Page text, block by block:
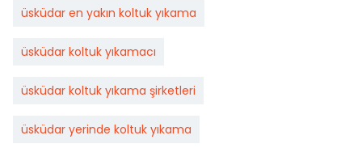
üsküdar en yakın koltuk yıkama
üsküdar koltuk yıkamacı
üsküdar koltuk yıkama şirketleri
üsküdar yerinde koltuk yıkama